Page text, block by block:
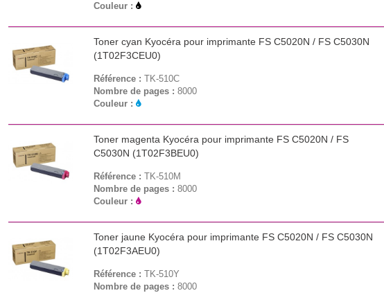
Couleur :
Toner cyan Kyocéra pour imprimante FS C5020N / FS C5030N
(1T02F3CEU0)
Référence :TK-510C
Nombre de pages :8000
Couleur :
Toner magenta Kyocéra pour imprimante FS C5020N / FS
C5030N (1T02F3BEU0)
Référence :TK-510M
Nombre de pages :8000
Couleur :
Toner jaune Kyocéra pour imprimante FS C5020N / FS C5030N
(1T02F3AEU0)
Référence :TK-510Y
Nombre de pages :8000